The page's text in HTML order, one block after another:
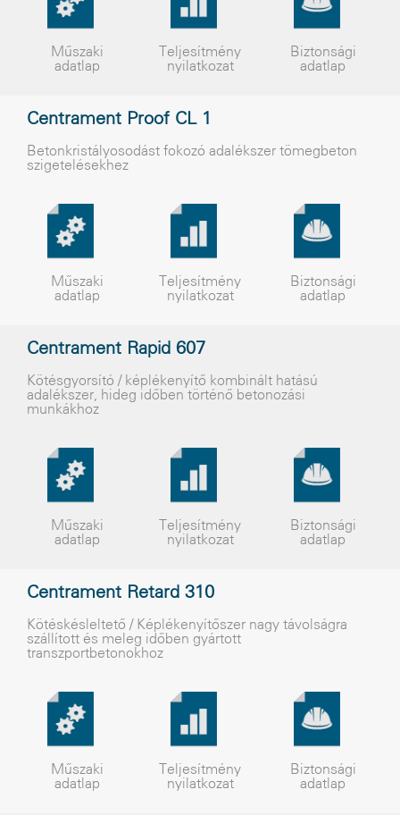
Műszaki
adatlap
Teljesítmény
nyilatkozat
Biztonsági
adatlap
Centrament Proof CL 1
Betonkristályosodást fokozó adalékszer tömegbeton
szigetelésekhez
Műszaki
adatlap
Teljesítmény
nyilatkozat
Biztonsági
adatlap
Centrament Rapid 607
Kötésgyorsító / képlékenyítõ kombinált hatású
adalékszer, hideg idõben történõ betonozási
munkákhoz
Műszaki
adatlap
Teljesítmény
nyilatkozat
Biztonsági
adatlap
Centrament Retard 310
Kötéskésleltetõ / Képlékenyítõszer nagy távolságra
szállított és meleg idõben gyártott
transzportbetonokhoz
Műszaki
adatlap
Teljesítmény
nyilatkozat
Biztonsági
adatlap